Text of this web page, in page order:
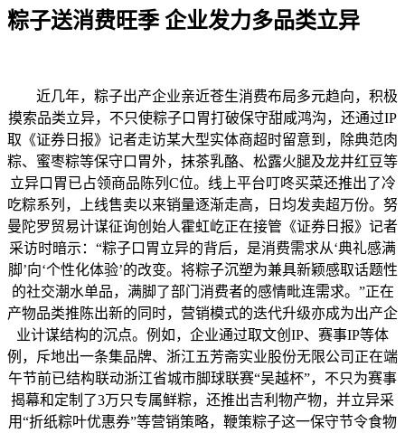
粽子送消费旺季 企业发力多品类立异
近几年，粽子出产企业亲近苍生消费布局多元趋向，积极
摸索品类立异，不只使粽子口胃打破保守甜咸鸿沟，还通过IP
取《证券日报》记者走访某大型实体商超时留意到，除典范肉
粽、蜜枣粽等保守口胃外，抹茶乳酪、松露火腿及龙井红豆等
立异口胃已占领商品陈列C位。线上平台叮咚买菜还推出了冷
吃粽系列，上线售卖以来销量逐渐走高，日均发卖超万份。努
曼陀罗贸易计谋征询创始人霍虹屹正在接管《证券日报》记者
采访时暗示：“粽子口胃立异的背后，是消费需求从‘典礼感满
脚’向‘个性化体验’的改变。将粽子沉塑为兼具新颖感取话题性
的社交潮水单品，满脚了部门消费者的感情毗连需求。”正在
产物品类推陈出新的同时，营销模式的迭代升级亦成为出产企
业计谋结构的沉点。例如，企业通过取文创IP、赛事IP等体
例，斥地出一条集品牌、浙江五芳斋实业股份无限公司正在端
午节前已结构联动浙江省城市脚球联赛“吴越杯”，不只为赛事
揭幕和定制了3万只专属鲜粽，还推出吉利物产物，并立异采
用“折纸粽叶优惠券”等营销策略，鞭策粽子这一保守节令食物